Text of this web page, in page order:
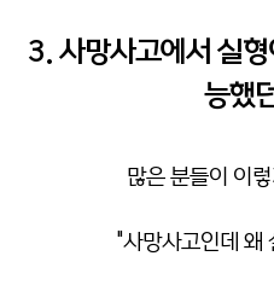
3. 사망사고에서 실
능했
많은 분들이 이
"사망사고인데 왜